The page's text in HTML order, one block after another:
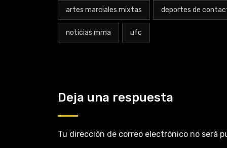
artes marciales mixtas deportes de
noticias mma ufc
Deja una respuesta
Tu dirección de correo electrónico no será